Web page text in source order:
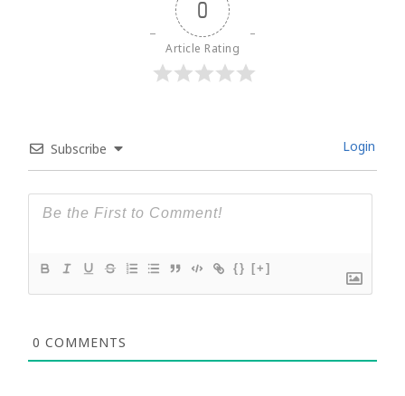
0
Article Rating
Subscribe Login
{} [+]
0 COMMENTS